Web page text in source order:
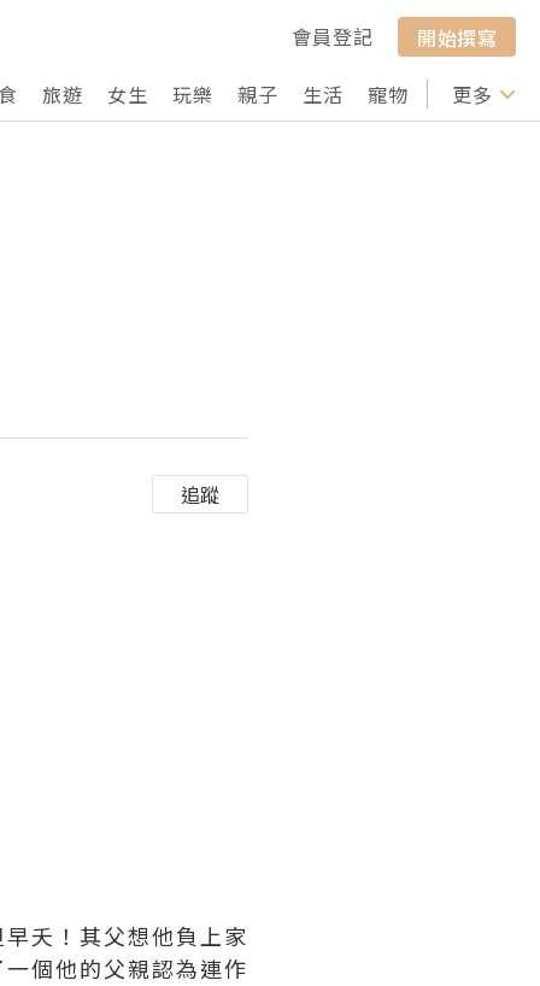
會員登記
開始撰寫
旅遊 女生 玩樂 親子 生活 寵物 行山 打卡
更多
追蹤
夭！其父想他負上家
個他的父親認為連作